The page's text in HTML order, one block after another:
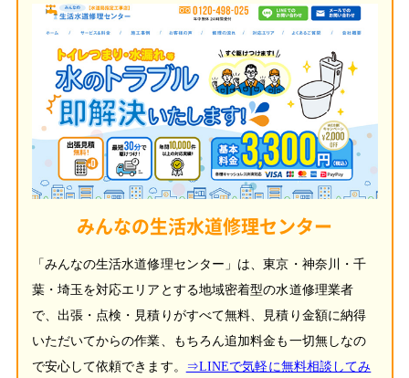
みんなの生活水道修理センター
「みんなの生活水道修理センター」は、東京・神奈川・千
葉・埼玉を対応エリアとする地域密着型の水道修理業者
で、出張・点検・見積りがすべて無料、見積り金額に納得
いただいてからの作業、もちろん追加料金も一切無しなの
で安心して依頼できます。
⇒LINEで気軽に無料相談してみ